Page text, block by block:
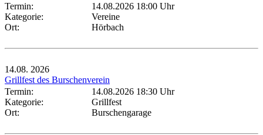
Termin:
14.08.2026 18:00 Uhr
Kategorie:
Vereine
Ort:
Hörbach
14.08. 2026
Grillfest des Burschenverein
Termin:
14.08.2026 18:30 Uhr
Kategorie:
Grillfest
Ort:
Burschengarage